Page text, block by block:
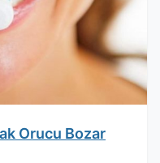
Orucu Bozar